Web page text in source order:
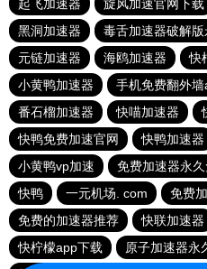
起飞加速器
旋风加速官网下载
黑洞加速器
毒舌加速器破解
元链加速器
海鸥加速器
快
小黄鸭加速器
手机免费翻外
番石榴加速器
快喵加速器
快鸭免费加速官网
快鸭加速器
小黄鸭vp加速
免费加速器永
快鸭
一元机场. com
免费
免费的加速器推荐
快联加速器
快柠檬app下载
原子加速器永